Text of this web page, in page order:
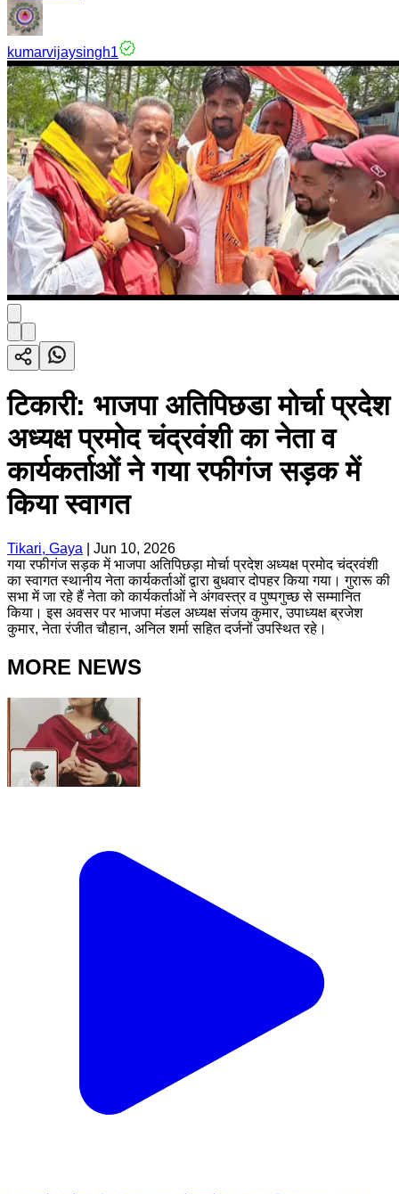
kumarvijaysingh1
टिकारी: भाजपा अतिपिछडा मोर्चा प्रदेश
अध्यक्ष प्रमोद चंद्रवंशी का नेता व
कार्यकर्ताओं ने गया रफीगंज सड़क में
किया स्वागत
Tikari, Gaya
Jun 10, 2026
गया रफीगंज सड़क में भाजपा अतिपिछड़ा मोर्चा प्रदेश अध्यक्ष प्रमोद चंद्रवंशी
का स्वागत स्थानीय नेता कार्यकर्ताओं द्वारा बुधवार दोपहर किया गया। गुरारू की
सभा में जा रहे हैं नेता को कार्यकर्ताओं ने अंगवस्त्र व पुष्पगुच्छ से सम्मानित
किया। इस अवसर पर भाजपा मंडल अध्यक्ष संजय कुमार, उपाध्यक्ष ब्रजेश
कुमार, नेता रंजीत चौहान, अनिल शर्मा सहित दर्जनों उपस्थित रहे।
MORE NEWS